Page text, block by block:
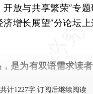
放与共享繁荣”专题
济增长展望”分论坛
是为有双语需求读
计1227字 订阅后继续阅读